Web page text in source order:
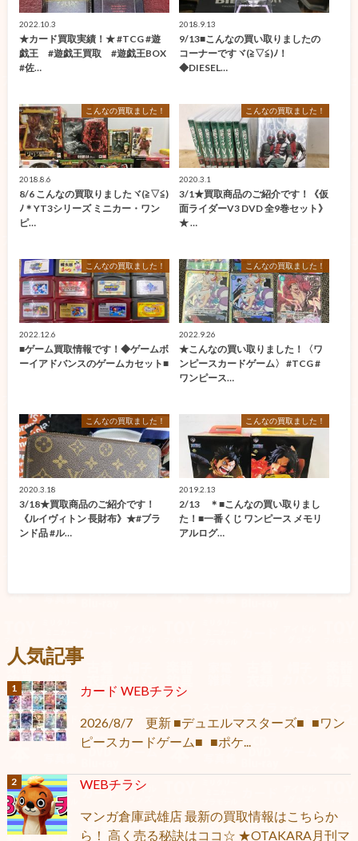
2022.10.3
★カード買取実績！★ #TCG #遊
戯王 #遊戯王買取 #遊戯王BOX
#佐…
2018.9.13
9/13■こんなの買い取りましたの
コーナーですヾ(≧▽≦)ﾉ！
◆DIESEL…
こんなの買取ました！
2018.8.6
8/6 こんなの買取りましたヾ(≧▽≦)
ﾉ＊YT3シリーズ ミニカー・ワン
ピ…
こんなの買取ました！
2020.3.1
3/1★買取商品のご紹介です！《仮
面ライダーV3 DVD 全9巻セット》
★ …
こんなの買取ました！
2022.12.6
■ゲーム買取情報です！◆ゲームボ
ーイアドバンスのゲームカセット■
こんなの買取ました！
2022.9.26
★こんなの買い取りました！〈ワ
ンピースカードゲーム〉 #TCG #
ワンピース…
こんなの買取ました！
2020.3.18
3/18★買取商品のご紹介です！
《ルイヴィトン 長財布》★#ブラ
ンド品 #ル…
こんなの買取ました！
2019.2.13
2/13 ＊■こんなの買い取りまし
た！■一番くじ ワンピース メモリ
アルログ…
人気記事
カード WEBチラシ
2026/8/7 更新 ■デュエルマスターズ■ ■ワン
ピースカードゲーム■ ■ポケ...
WEBチラシ
マンガ倉庫武雄店 最新の買取情報はこちらか
ら！ 高く売る秘訣はココ☆ ★OTAKARA月刊マ